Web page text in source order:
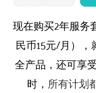
现在购买2年服务
民币15元/月）
全产品，还可享
时， 所有计划